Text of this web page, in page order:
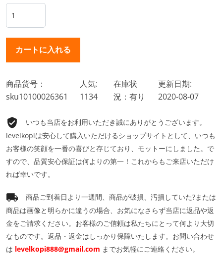
商品货号：
sku10100026361
人気:
1134
在庫状
況：有り
更新日期:
2020-08-07
いつも当店をお利用いただき誠にありがとうございます。
levelkopiは安心して購入いただけるショップサイトとして、いつも
お客様の笑顔を一番の喜びと存じており、モットーにしました。で
すので、品質安心保証は何よりの第一！これからもご来店いただけ
れば幸いです。
商品ご到着日より一週間、商品が破損、汚損していた?または
商品は画像と明らかに違うの場合、お気になさらず当店に返品や返
金をご請求ください。お客様のご信頼は私たちにとって何より大切
なものです。返品・返金はしっかり保障いたします。お問い合わせ
は levelkopi888@gmail.com までお気軽にご連絡ください。